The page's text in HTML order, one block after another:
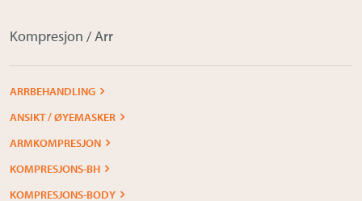
Kompresjon / Arr
ARRBEHANDLING
ANSIKT / ØYEMASKER
ARMKOMPRESJON
KOMPRESJONS-BH
KOMPRESJONS-BODY